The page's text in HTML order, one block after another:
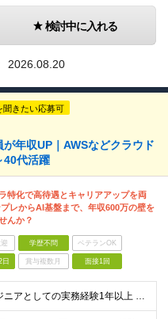
検討中に入れる
2026.08.20
聞きたい応募可
年収UP｜AWSなどクラウド
40代活躍
ラ特化で高待遇とキャリアアップを両
レからAI基盤まで、年収600万の壁を
んか？
学歴不問 ベテランOK
日 賞与複数月 面接1回
■インフラエンジニアとしての実務経験1年以上 （サーバ／ネットワーク／クラウドいずれか／業界・規模・担当工程は問いません） ・学歴・転職回数・経歴ブランク不問 「このままでいいのか？」その違和感で